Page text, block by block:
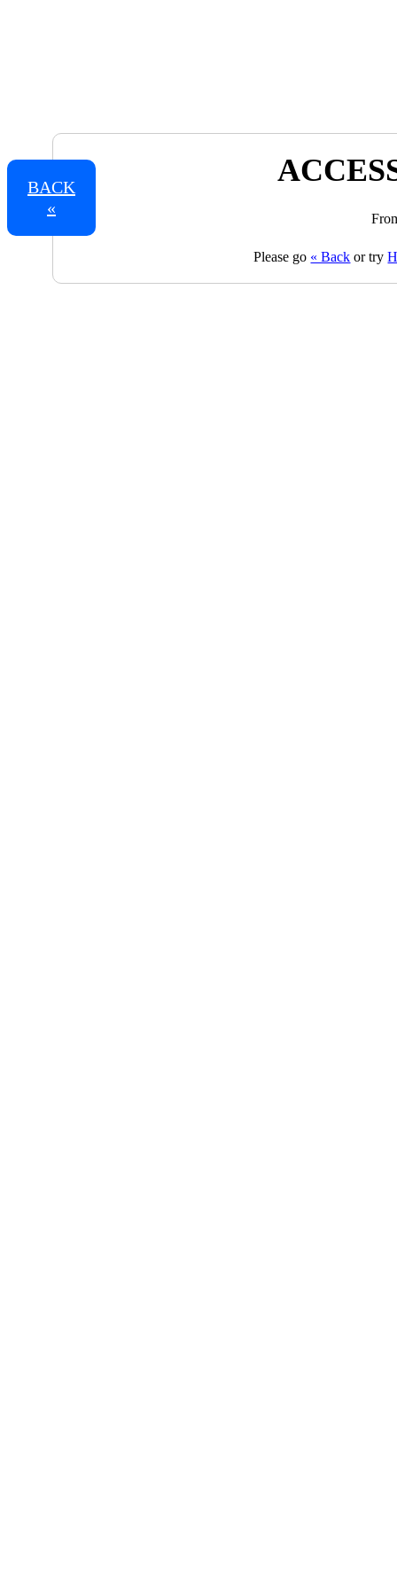
BACK
«
Please go « Back or try